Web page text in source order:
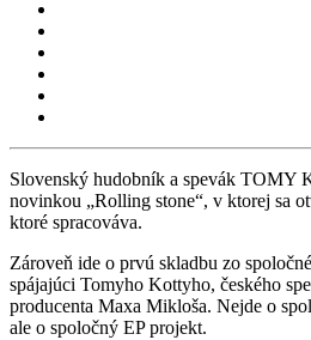
Slovenský hudobník a spevák TOMY
novinkou „Rolling stone“, v ktorej sa
ktoré spracováva.
Zároveň ide o prvú skladbu zo
spájajúci Tomyho Kottyho, českého
producenta Maxa Mikloša. Nejde o
ale o spoločný EP projekt.